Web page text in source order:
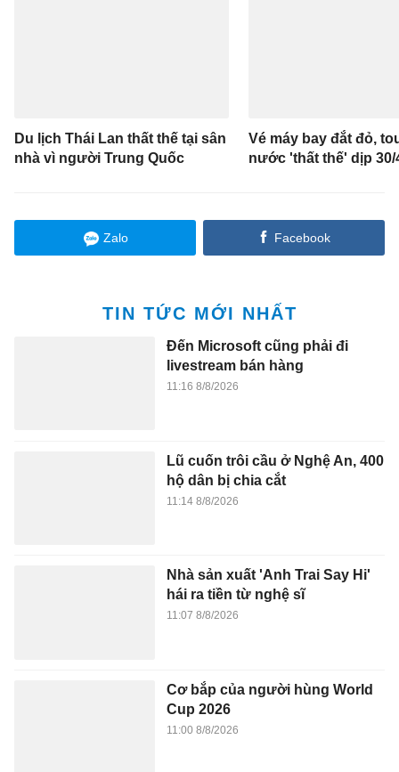
Du lịch Thái Lan thất thế tại sân
nhà vì người Trung Quốc
Vé máy bay đắt đỏ,
nước 'thất thế' dịp 30/
Zalo Facebook
TIN TỨC MỚI NHẤT
Đến Microsoft cũng phải đi
livestream bán hàng
11:16 8/8/2026
Lũ cuốn trôi cầu ở Nghệ An, 400
hộ dân bị chia cắt
11:14 8/8/2026
Nhà sản xuất 'Anh Trai Say Hi'
hái ra tiền từ nghệ sĩ
11:07 8/8/2026
Cơ bắp của người hùng World
Cup 2026
11:00 8/8/2026